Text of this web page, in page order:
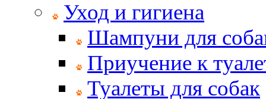
Уход и гигиена
Шампуни для
Приучение к
Туалеты для собак